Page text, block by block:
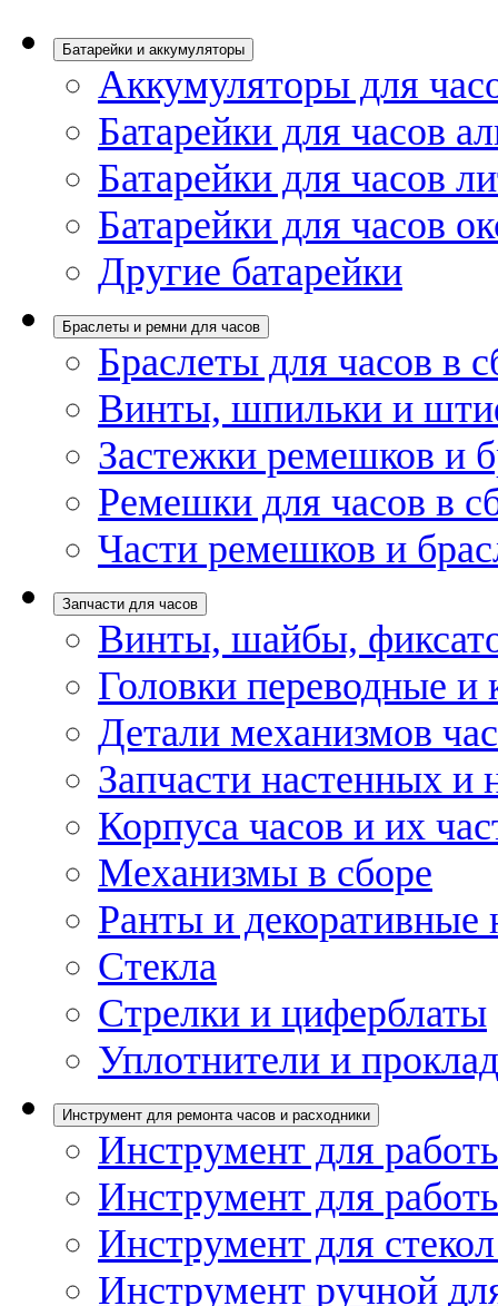
Батарейки и аккумуляторы
Аккумуляторы для
Батарейки для часов
Батарейки для часов
Батарейки для часов
Другие батарейки
Браслеты и ремни для часов
Браслеты для часов в
Винты, шпильки и
Застежки ремешков и
Ремешки для часов в
Части ремешков и
Запчасти для часов
Винты, шайбы,
Головки переводные и
Детали механизмов
Запчасти настенных и
Корпуса часов и их
Механизмы в сборе
Ранты и декоративные
Стекла
Стрелки и циферблаты
Уплотнители и
Инструмент для ремонта часов и расходники
Инструмент для
Инструмент для
Инструмент для
Инструмент ручной